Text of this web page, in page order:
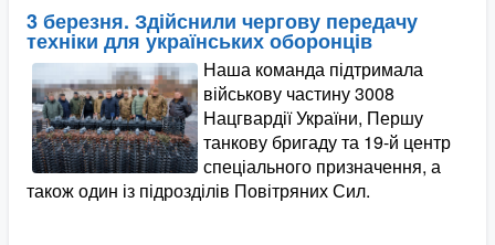
3 березня. Здійснили чергову передачу
техніки для українських оборонців
Наша команда підтримала
військову частину 3008
Нацгвардії України, Першу
танкову бригаду та 19-й центр
спеціального призначення, а
також один із підрозділів Повітряних Сил.